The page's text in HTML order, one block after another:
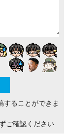
ることができま
ご確認ください